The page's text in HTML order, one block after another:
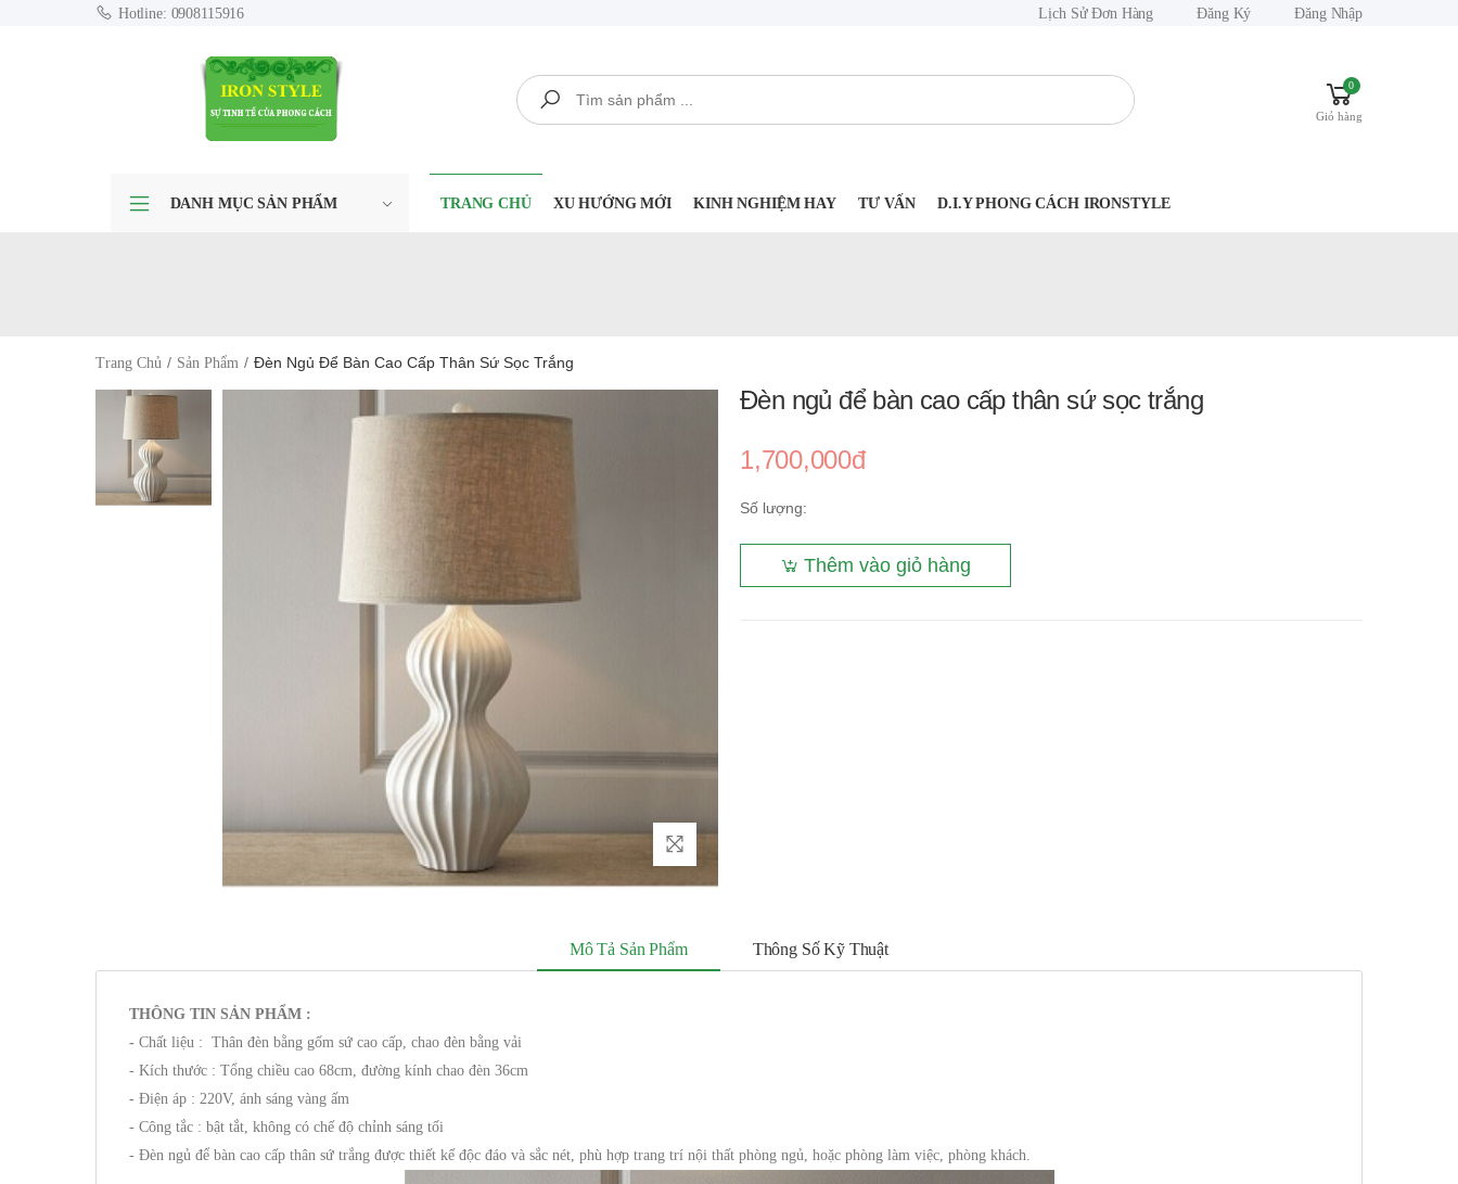
Hotline: 0908115916 Lịch Sử Đơn Hàng Đăng Ký Đăng Nhập
Tìm kiếm 0
Giỏ hàng
DANH MỤC SẢN PHẨM TRANG CHỦ XU HƯỚNG MỚI KINH NGHIỆM HAY TƯ VẤN D.I.Y PHONG CÁCH IRONSTYLE
Trang Chủ Sản Phẩm Đèn Ngủ Để Bàn Cao Cấp Thân Sứ Sọc Trắng
Đèn ngủ để bàn cao cấp thân sứ sọc trắng
1,700,000đ
Số lượng:
Thêm vào giỏ hàng
Mô Tả Sản Phẩm Thông Số Kỹ Thuật
THÔNG TIN SẢN PHẨM :
- Chất liệu : Thân đèn bằng gốm sứ cao cấp, chao đèn bằng vải
- Kích thước : Tổng chiều cao 68cm, đường kính chao đèn 36cm
- Điện áp : 220V, ánh sáng vàng ấm
- Công tắc : bật tắt, không có chế độ chỉnh sáng tối
- Đèn ngủ để bàn cao cấp thân sứ trắng được thiết kế độc đáo và sắc nét, phù hợp trang trí nội thất phòng ngủ, hoặc phòng làm việc, phòng khách.